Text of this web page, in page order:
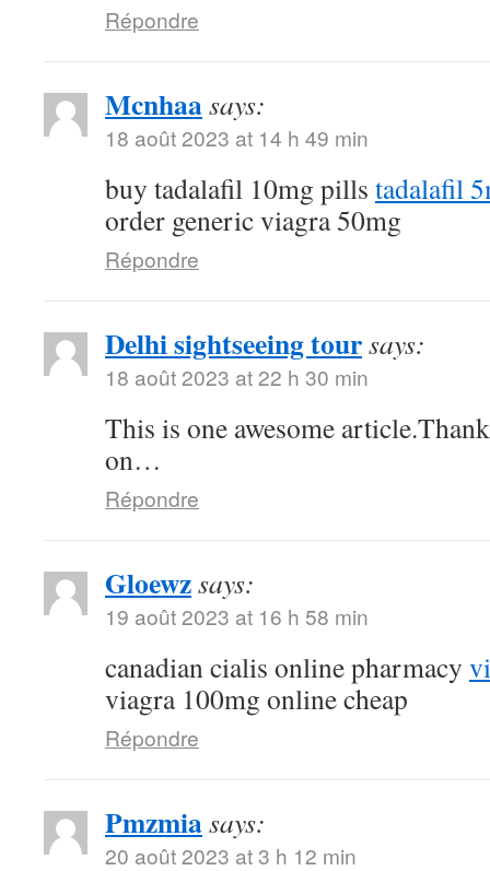
Répondre
Mcnhaasays:
18 août 2023 at 14 h 49 min
buy tadalafil 10mg pills tadalafil
order generic viagra 50mg
Répondre
Delhi sightseeing toursays:
18 août 2023 at 22 h 30 min
This is one awesome
on…
Répondre
Gloewzsays:
19 août 2023 at 16 h 58 min
canadian cialis online pharmacy
viagra 100mg online cheap
Répondre
Pmzmiasays:
20 août 2023 at 3 h 12 min